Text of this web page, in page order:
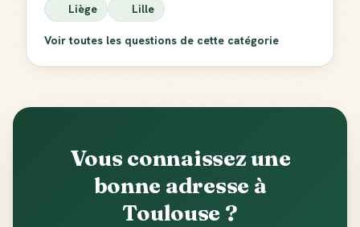
Liège
Lille
Voir toutes les questions de cette catégorie
Vous connaissez une
bonne adresse à
Toulouse ?